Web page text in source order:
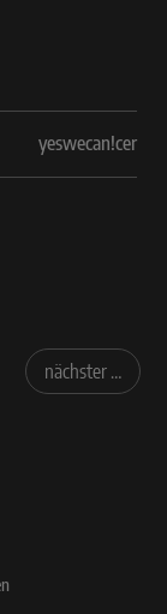
yeswecan!cer
nächster …